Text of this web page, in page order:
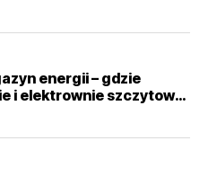
energii – gdzie
i elektrownie szczytowo-